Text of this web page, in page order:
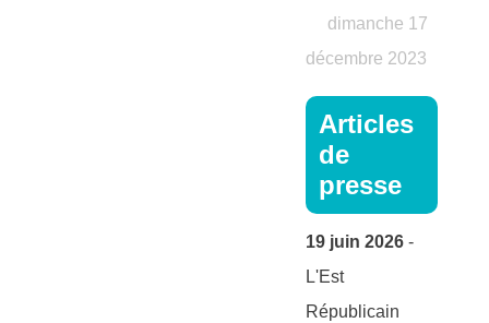
dimanche 17
décembre 2023
Articles
de
presse
19 juin 2026 -
L'Est
Républicain